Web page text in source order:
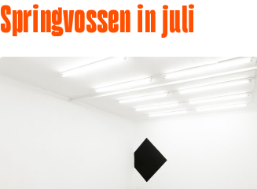
Springvossen in juli